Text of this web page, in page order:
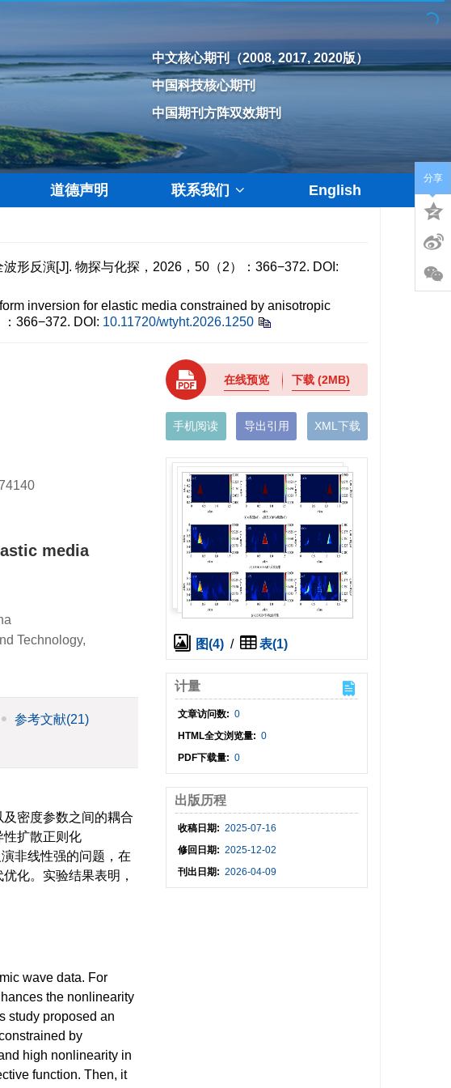
中文核心期刊（2008, 2017, 2020版）
中国科技核心期刊
中国期刊方阵双效期刊
道德声明 联系我们 English
形反演[J]. 物探与化探，2026，50（2）：366−372. DOI:
inversion for elastic media constrained by anisotropic
366−372. DOI: 10.11720/wtyht.2026.1250
media
Technology,
参考文献(21)
密度参数之间的耦合
性扩散正则化
非线性强的问题，在
化。实验结果表明，
wave data. For
the nonlinearity
study proposed an
by
high nonlinearity in
function. Then, it
在线预览 下载 (2MB)
手机阅读 导出引用 XML下载
图(4)/ 表(1)
计量
文章访问数: 0
HTML全文浏览量: 0
PDF下载量: 0
出版历程
收稿日期: 2025-07-16
修回日期: 2025-12-02
刊出日期: 2026-04-09
分享